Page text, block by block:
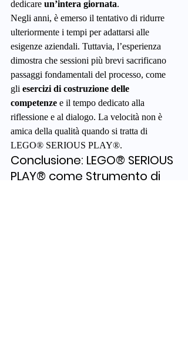
dedicare un’intera giornata.
Negli anni, è emerso il tentativo di ridurre
ulteriormente i tempi per adattarsi alle
esigenze aziendali. Tuttavia, l’esperienza
dimostra che sessioni più brevi sacrificano
passaggi fondamentali del processo, come
gli esercizi di costruzione delle
competenze e il tempo dedicato alla
riflessione e al dialogo. La velocità non è
amica della qualità quando si tratta di
LEGO® SERIOUS PLAY®.
Conclusione: LEGO® SERIOUS
PLAY® come Strumento di